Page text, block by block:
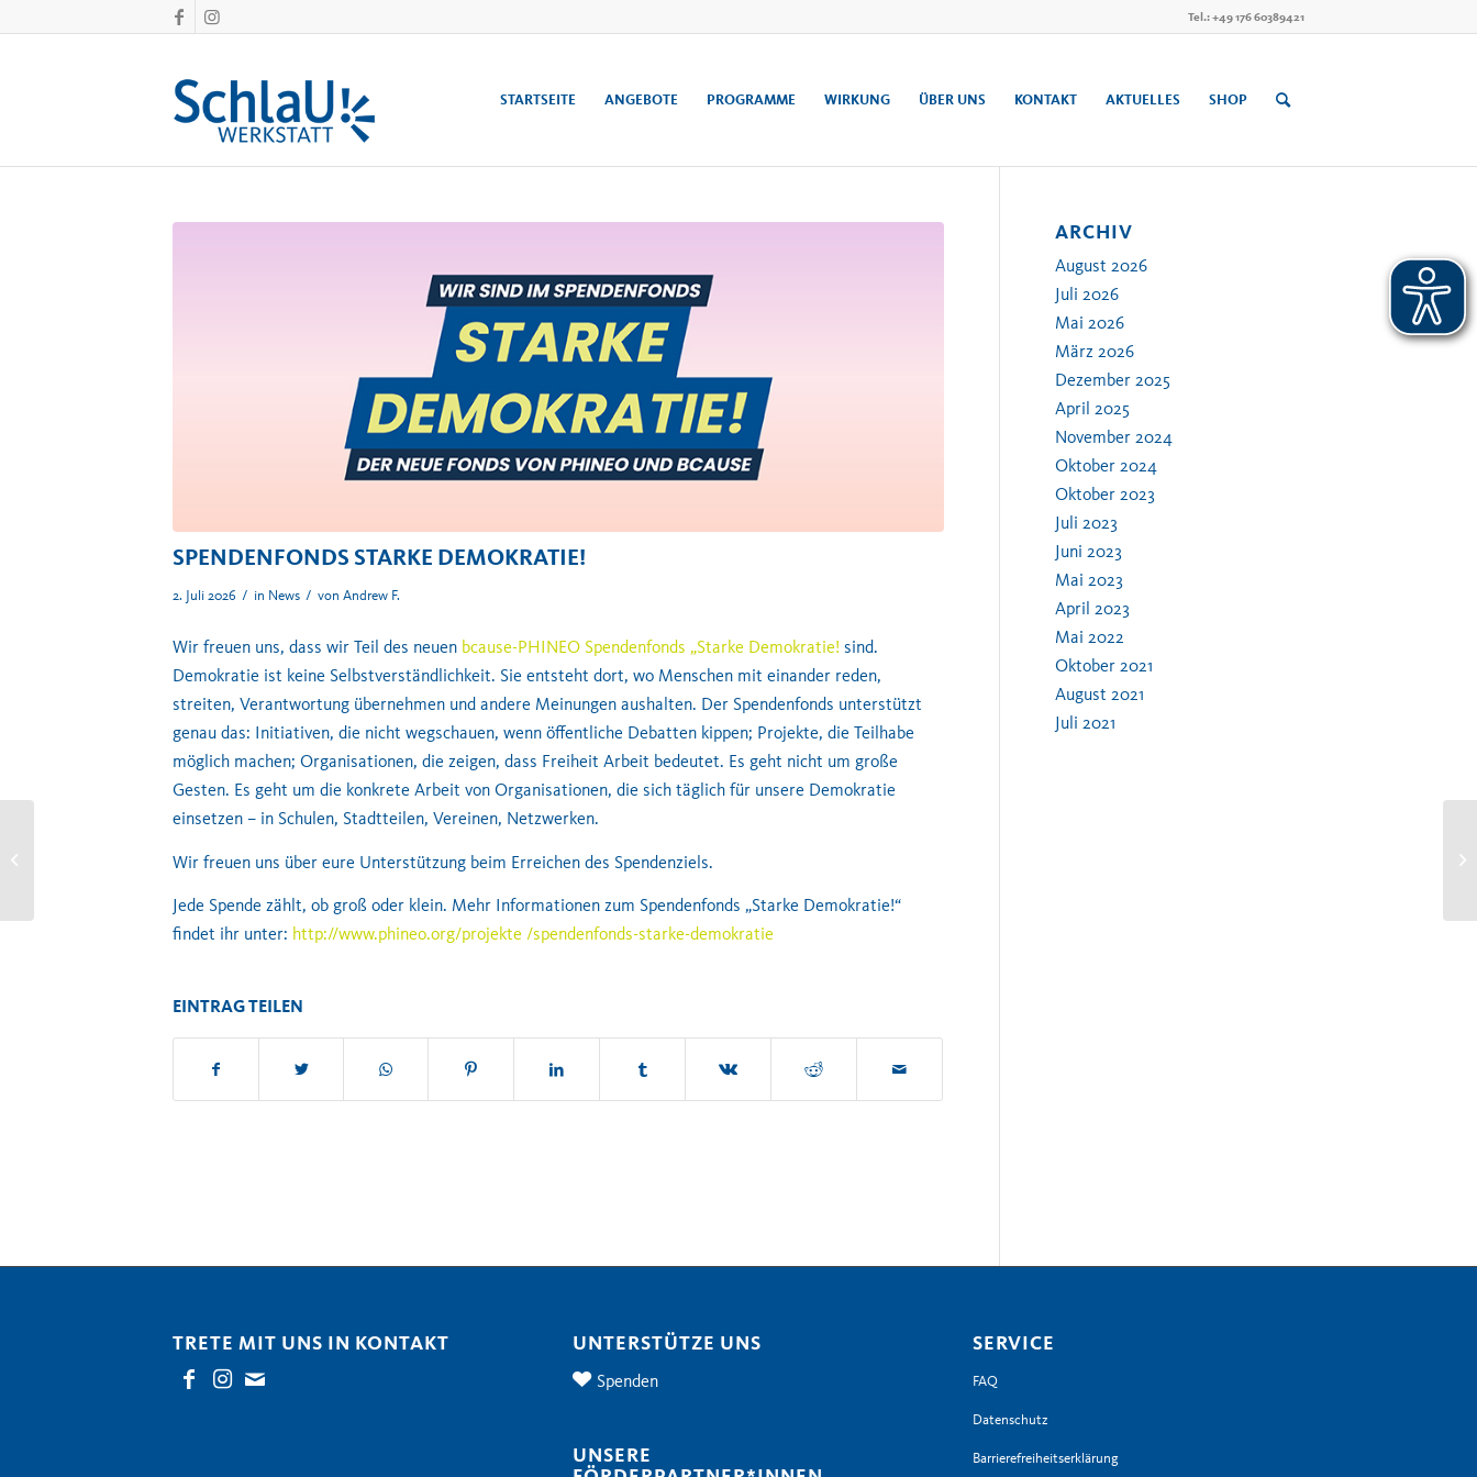
Tel.: +49 176 60389421
STARTSEITE ANGEBOTE PROGRAMME WIRKUNG ÜBER UNS KONTAKT AKTUELLES SHOP
SPENDENFONDS STARKE DEMOKRATIE!
2. Juli 2026 / in News / von Andrew F.
Wir freuen uns, dass wir Teil des neuen bcause-PHINEO Spendenfonds „Starke Demokratie! sind.
Demokratie ist keine Selbstverständlichkeit. Sie entsteht dort, wo Menschen mit einander reden,
streiten, Verantwortung übernehmen und andere Meinungen aushalten. Der Spendenfonds unterstützt
genau das: Initiativen, die nicht wegschauen, wenn öffentliche Debatten kippen; Projekte, die Teilhabe
möglich machen; Organisationen, die zeigen, dass Freiheit Arbeit bedeutet. Es geht nicht um große
Gesten. Es geht um die konkrete Arbeit von Organisationen, die sich täglich für unsere Demokratie
einsetzen – in Schulen, Stadtteilen, Vereinen, Netzwerken.
Wir freuen uns über eure Unterstützung beim Erreichen des Spendenziels.
Jede Spende zählt, ob groß oder klein. Mehr Informationen zum Spendenfonds „Starke Demokratie!“
findet ihr unter: http://www.phineo.org/projekte /spendenfonds-starke-demokratie
EINTRAG TEILEN
ARCHIV
August 2026
Juli 2026
Mai 2026
März 2026
Dezember 2025
April 2025
November 2024
Oktober 2024
Oktober 2023
Juli 2023
Juni 2023
Mai 2023
April 2023
Mai 2022
Oktober 2021
August 2021
Juli 2021
TRETE MIT UNS IN KONTAKT UNTERSTÜTZE UNS
Spenden
UNSERE
SERVICE
FAQ
Datenschutz
Barrierefreiheitserklärung
Vergessen – 10. Mai 1933